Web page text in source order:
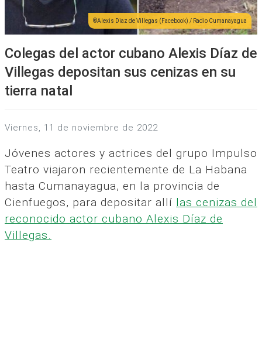
Alexis Diaz de Villegas (Facebook) / Radio Cumanayagua
Colegas del actor cubano Alexis Díaz de
Villegas depositan sus cenizas en su
tierra natal
viernes, 11 de noviembre de 2022
Jóvenes actores y actrices del grupo Impulso
Teatro viajaron recientemente de La Habana
hasta Cumanayagua, en la provincia de
Cienfuegos, para depositar allí las cenizas del
reconocido actor cubano Alexis Díaz de
Villegas.